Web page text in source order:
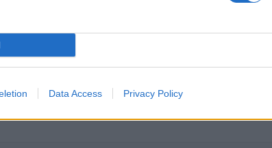
Data Access Privacy Policy